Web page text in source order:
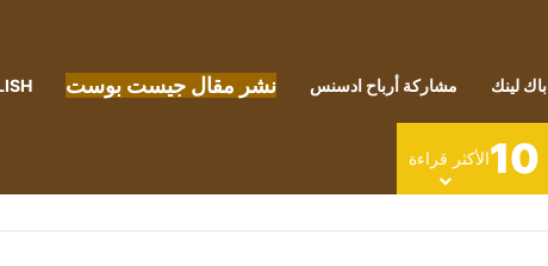
باك لينك مشاركة أرباح ادسنس نشر مقال جيست بوست
10الأكثر قراءة